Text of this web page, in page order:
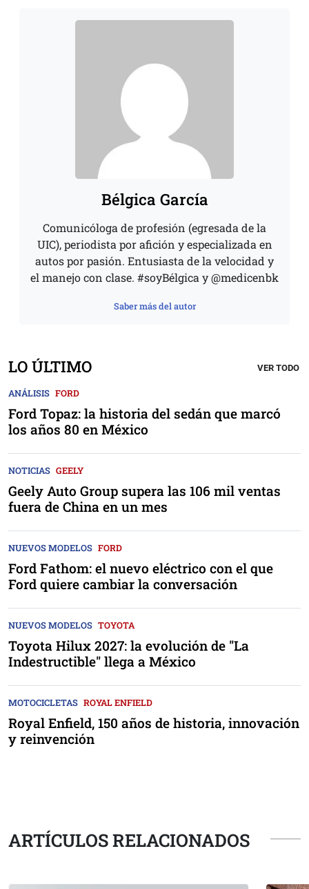
Bélgica García
Comunicóloga de profesión (egresada de la
UIC), periodista por afición y especializada en
autos por pasión. Entusiasta de la velocidad y
el manejo con clase. #soyBélgica y @medicenbk
Saber más del autor
LO ÚLTIMO VER TODO
ANÁLISIS FORD
Ford Topaz: la historia del sedán que marcó
los años 80 en México
NOTICIAS GEELY
Geely Auto Group supera las 106 mil ventas
fuera de China en un mes
NUEVOS MODELOS FORD
Ford Fathom: el nuevo eléctrico con el que
Ford quiere cambiar la conversación
NUEVOS MODELOS TOYOTA
Toyota Hilux 2027: la evolución de "La
Indestructible" llega a México
MOTOCICLETAS ROYAL ENFIELD
Royal Enfield, 150 años de historia, innovación
y reinvención
ARTÍCULOS RELACIONADOS